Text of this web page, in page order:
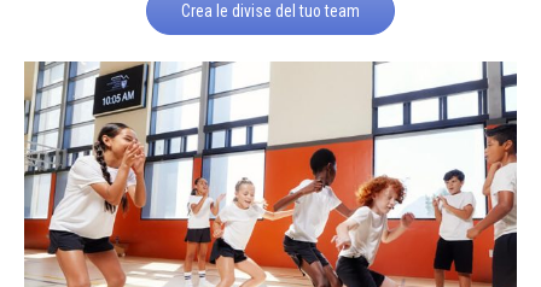
Crea le divise del tuo team